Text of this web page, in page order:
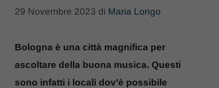
29 Novembre 2023 di Maria Longo
Bologna è una città magnifica per
ascoltare della buona musica. Questi
sono infatti i locali dov’è possibile